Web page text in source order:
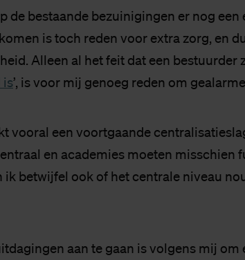
de bestaande bezuinigingen er nog een
is toch reden voor extra zorg, en
Alleen al het feit dat een bestuurder
is’, is voor mij genoeg reden om
vooral een voortgaande
en academies moeten misschien
ik betwijfel ook of het centrale niveau
aan te gaan is volgens mij om